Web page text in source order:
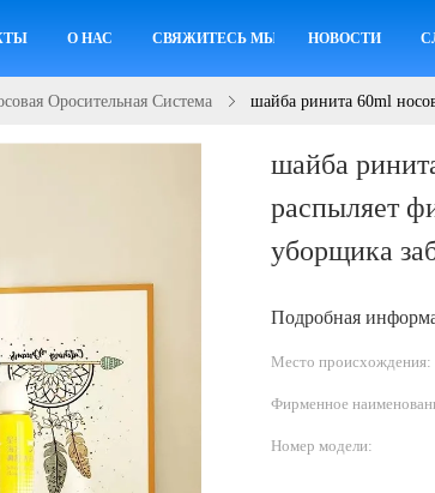
О НАС СВЯЖИТЕСЬ МЫ НОВОСТИ
Оросительная Система шайба ринита 60ml
шайба
распыляет
уборщика
Подробная
Место происхождения:
Фирменное
Номер модели: